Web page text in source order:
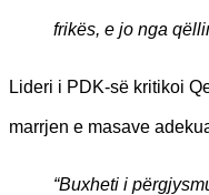
frikës, e jo nga
Lideri i PDK-së kritikoi
marrjen e masave
“Buxheti i